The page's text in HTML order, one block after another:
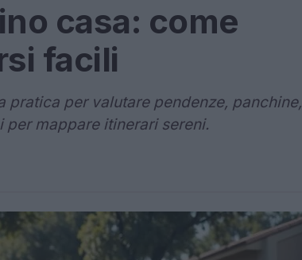
casa: come
facili
pratica per valutare pendenze, panchine,
mappare itinerari sereni.